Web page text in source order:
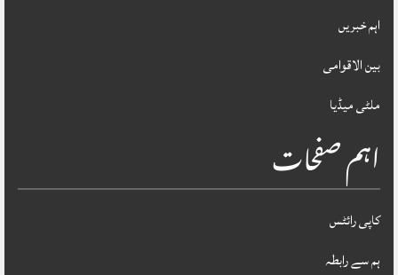
اہم خبریں
بین الاقوامی
ملٹی میڈیا
اہم صفحات
کاپی رائٹس
ہم سے رابطہ